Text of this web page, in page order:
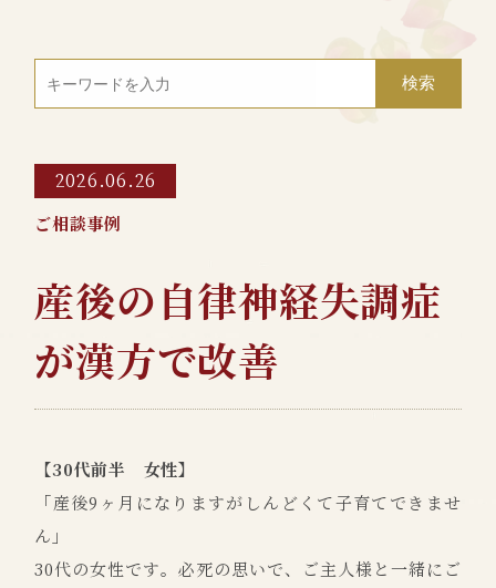
2026.06.26
ご相談事例
産後の自律神経失調症
が漢方で改善
【30代前半 女性】
「産後9ヶ月になりますがしんどくて子育てできませ
ん」
30代の女性です。必死の思いで、ご主人様と一緒にご